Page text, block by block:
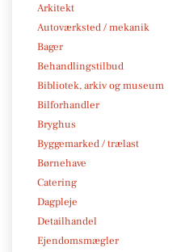
Arkitekt
Autoværksted / mekanik
Bager
Behandlingstilbud
Bibliotek, arkiv og museum
Bilforhandler
Bryghus
Byggemarked / trælast
Børnehave
Catering
Dagpleje
Detailhandel
Ejendomsmægler